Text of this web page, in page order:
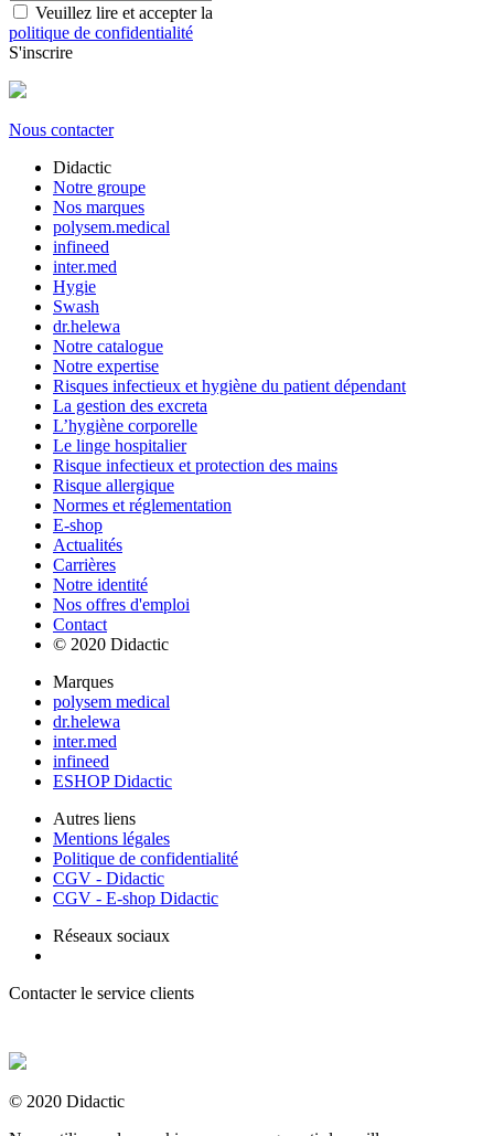
Veuillez lire et accepter la
politique de confidentialité
S'inscrire
Nous contacter
Didactic
Notre groupe
Nos marques
polysem.medical
infineed
inter.med
Hygie
Swash
dr.helewa
Notre catalogue
Notre expertise
Risques infectieux et hygiène du patient dépendant
La gestion des excreta
L’hygiène corporelle
Le linge hospitalier
Risque infectieux et protection des mains
Risque allergique
Normes et réglementation
E-shop
Actualités
Carrières
Notre identité
Nos offres d'emploi
Contact
© 2020 Didactic
Marques
polysem medical
dr.helewa
inter.med
infineed
ESHOP Didactic
Autres liens
Mentions légales
Politique de confidentialité
CGV - Didactic
CGV - E-shop Didactic
Réseaux sociaux
Contacter le service clients
© 2020 Didactic